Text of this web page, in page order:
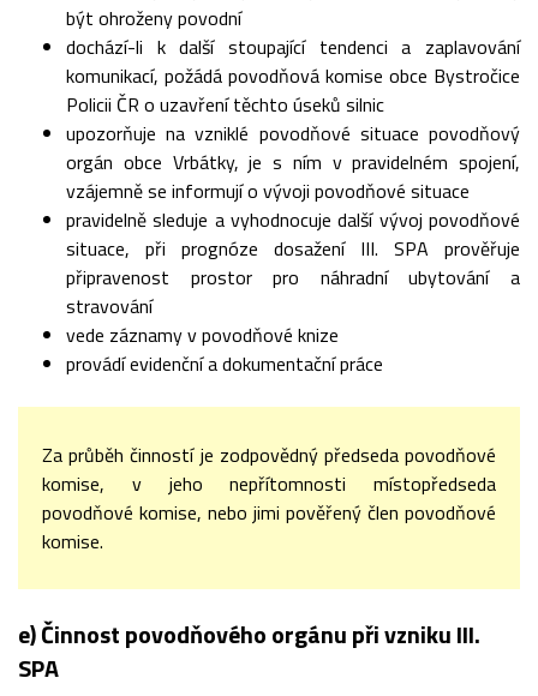
být ohroženy povodní
dochází-li k další stoupající tendenci a zaplavování
komunikací, požádá povodňová komise obce Bystročice
Policii ČR o uzavření těchto úseků silnic
upozorňuje na vzniklé povodňové situace povodňový
orgán obce Vrbátky, je s ním v pravidelném spojení,
vzájemně se informují o vývoji povodňové situace
pravidelně sleduje a vyhodnocuje další vývoj povodňové
situace, při prognóze dosažení III. SPA prověřuje
připravenost prostor pro náhradní ubytování a
stravování
vede záznamy v povodňové knize
provádí evidenční a dokumentační práce
Za průběh činností je zodpovědný předseda povodňové
komise, v jeho nepřítomnosti místopředseda
povodňové komise, nebo jimi pověřený člen povodňové
komise.
e) Činnost povodňového orgánu při vzniku III.
SPA